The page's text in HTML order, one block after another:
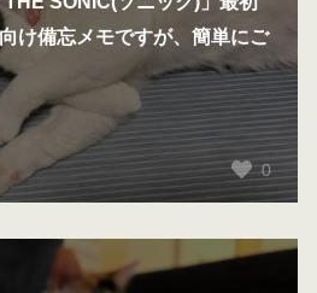
け備忘メモですが、簡単にご
0